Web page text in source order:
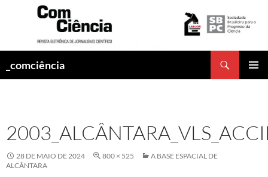
_comciência
28 DE MAIO DE 2024 800 × 525
A BASE ESPACIAL DE
ALCÂNTARA